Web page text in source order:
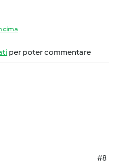
cima
per poter commentare
#8